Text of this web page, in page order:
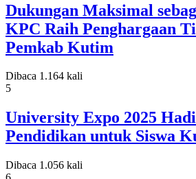
Dukungan Maksimal
KPC Raih Penghargaan
Pemkab Kutim
Dibaca 1.164 kali
5
University Expo 2025
Pendidikan untuk Siswa
Dibaca 1.056 kali